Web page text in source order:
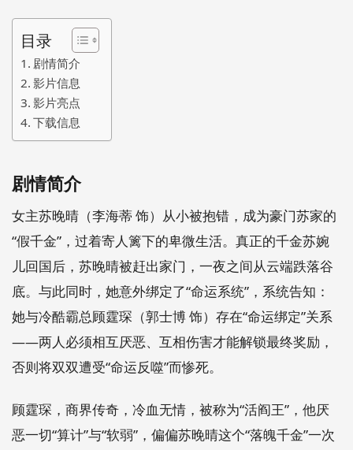
目录
剧情简介
影片信息
影片亮点
下载信息
剧情简介
女主苏晚晴（李海蒂 饰）从小被抱错，成为豪门苏家的
“假千金”，过着寄人篱下的卑微生活。真正的千金苏婉
儿回国后，苏晚晴被赶出家门，一夜之间从云端跌落谷
底。与此同时，她意外绑定了“命运系统”，系统告知：
她与冷酷霸总顾霆琛（郭士博 饰）存在“命运绑定”关系
——两人必须相互厌恶、互相伤害才能解锁最终奖励，
否则将双双遭受“命运反噬”而惨死。
顾霆琛，商界传奇，冷血无情，被称为“活阎王”，他厌
恶一切“算计”与“软弱”，偏偏苏晚晴这个“落魄千金”一次